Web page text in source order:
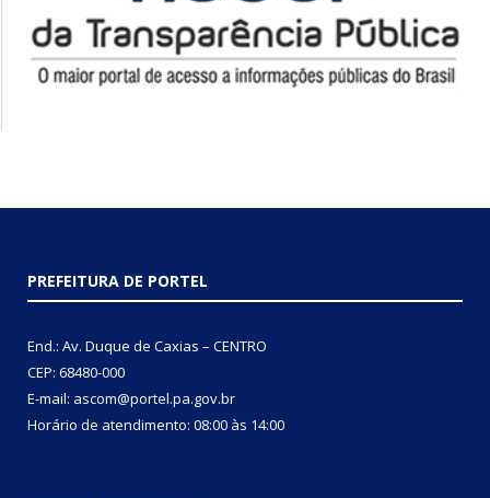
PREFEITURA DE PORTEL
End.: Av. Duque de Caxias – CENTRO
CEP: 68480-000
E-mail: ascom@portel.pa.gov.br
Horário de atendimento: 08:00 às 14:00